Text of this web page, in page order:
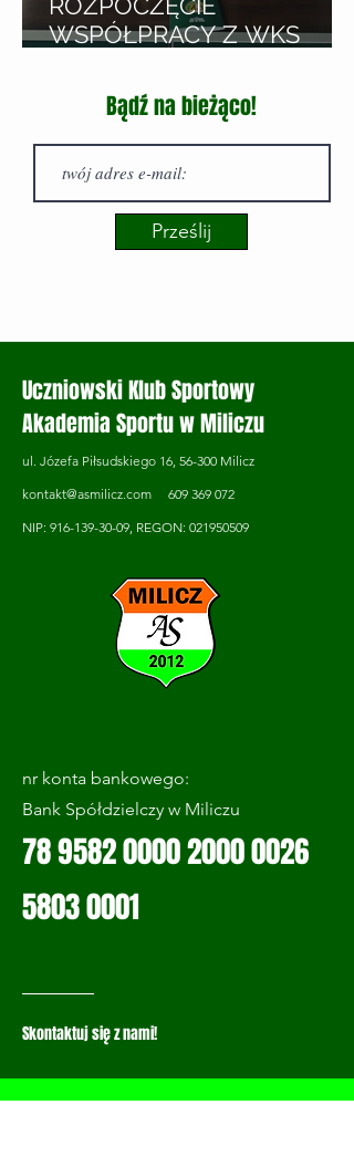
WSPÓŁPRACY Z WKS
Bądź na bieżąco!
Prześlij
Uczniowski Klub Sportowy
Akademia Sportu w Miliczu
ul. Józefa Piłsudskiego 16, 56-300 Milicz
kontakt@asmilicz.com 609 369 072
NIP: 916-139-30-09, REGON: 021950509
nr konta bankowego:
Bank Spółdzielczy w Miliczu
78 9582 0000 20000026
5803 0001
Skontaktuj się z nami!